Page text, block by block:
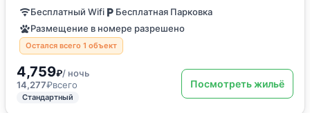
Бесплатный Wifi
Бесплатная Парковка
Размещение в номере разрешено
Остался всего 1 объект
4,759₽/ ночь
14,277₽всего
Стандартный
Посмотреть жильё